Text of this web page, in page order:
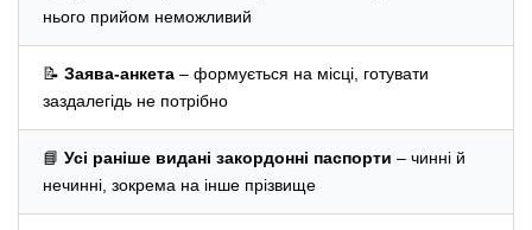
нього прийом неможливий
📝 Заява-анкета – формується на місці, готувати
заздалегідь не потрібно
📘 Усі раніше видані закордонні паспорти – чинні й
нечинні, зокрема на інше прізвище